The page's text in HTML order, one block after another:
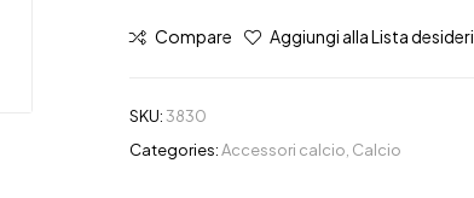
Compare Aggiungi alla Lista desideri
SKU: 3830
Categories:Accessori calcio, Calcio